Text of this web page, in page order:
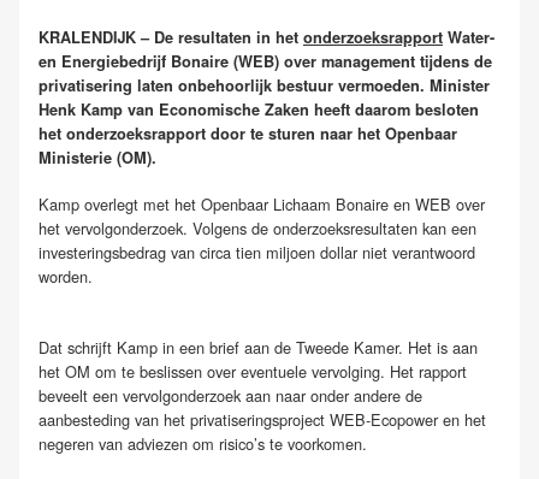
KRALENDIJK – De resultaten in het onderzoeksrapport Water-
en Energiebedrijf Bonaire (WEB) over management tijdens de
privatisering laten onbehoorlijk bestuur vermoeden. Minister
Henk Kamp van Economische Zaken heeft daarom besloten
het onderzoeksrapport door te sturen naar het Openbaar
Ministerie (OM).
Kamp overlegt met het Openbaar Lichaam Bonaire en WEB over
het vervolgonderzoek. Volgens de onderzoeksresultaten kan een
investeringsbedrag van circa tien miljoen dollar niet verantwoord
worden.
Dat schrijft Kamp in een brief aan de Tweede Kamer. Het is aan
het OM om te beslissen over eventuele vervolging. Het rapport
beveelt een vervolgonderzoek aan naar onder andere de
aanbesteding van het privatiseringsproject WEB-Ecopower en het
negeren van adviezen om risico’s te voorkomen.